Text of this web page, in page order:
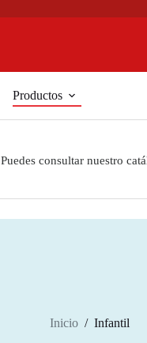
Productos
Puedes consultar nuestro
Inicio / Infantil